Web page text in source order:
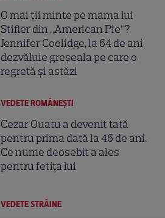
O mai ții minte pe mama lui
Stifler din „American Pie”?
Jennifer Coolidge, la 64 de ani,
dezvăluie greșeala pe care o
regretă și astăzi
VEDETE ROMÂNEŞTI
Cezar Ouatu a devenit tată
pentru prima dată la 46 de ani.
Ce nume deosebit a ales
pentru fetița lui
VEDETE STRĂINE